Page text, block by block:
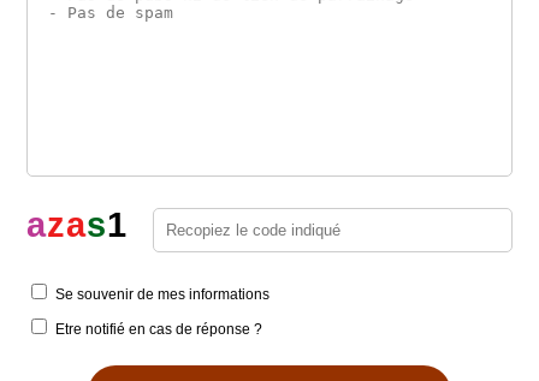
azas1
Se souvenir de mes informations
Etre notifié en cas de réponse ?